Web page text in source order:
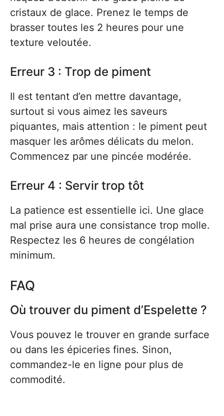
cristaux de glace. Prenez le temps de
brasser toutes les 2 heures pour une
texture veloutée.
Erreur 3 : Trop de piment
Il est tentant d’en mettre davantage,
surtout si vous aimez les saveurs
piquantes, mais attention : le piment peut
masquer les arômes délicats du melon.
Commencez par une pincée modérée.
Erreur 4 : Servir trop tôt
La patience est essentielle ici. Une glace
mal prise aura une consistance trop molle.
Respectez les 6 heures de congélation
minimum.
FAQ
Où trouver du piment d’Espelette ?
Vous pouvez le trouver en grande surface
ou dans les épiceries fines. Sinon,
commandez-le en ligne pour plus de
commodité.